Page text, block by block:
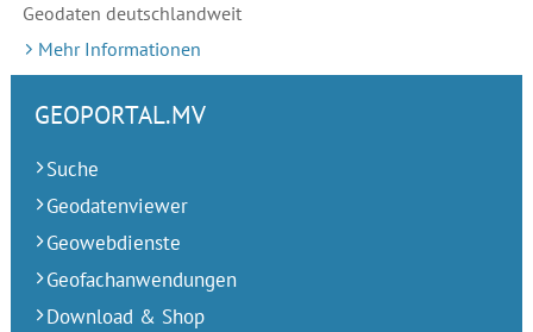
Geodaten deutschlandweit
Mehr Informationen
GEOPORTAL.MV
Suche
Geodatenviewer
Geowebdienste
Geofachanwendungen
Download & Shop